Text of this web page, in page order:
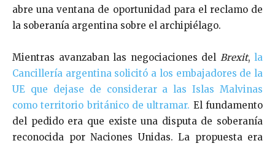
abre una ventana de oportunidad para el reclamo de
la soberanía argentina sobre el archipiélago.
Mientras avanzaban las negociaciones del Brexit, la
Cancillería argentina solicitó a los embajadores de la
UE que dejase de considerar a las Islas Malvinas
como territorio británico de ultramar. El fundamento
del pedido era que existe una disputa de soberanía
reconocida por Naciones Unidas. La propuesta era